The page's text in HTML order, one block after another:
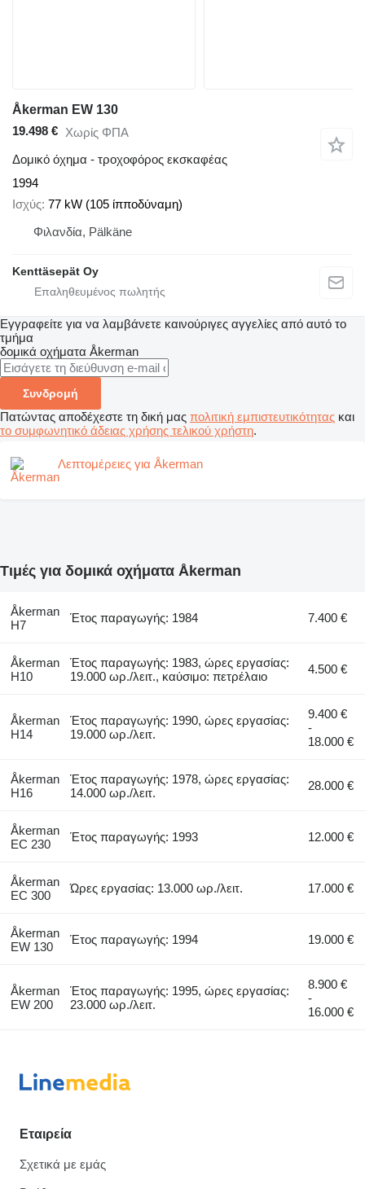
Åkerman EW 130
19.498 € Χωρίς ΦΠΑ
Δομικό όχημα - τροχοφόρος εκσκαφέας
1994
Ισχύς 77 kW (105 ίπποδύναμη)
Φιλανδία, Pälkäne
Kenttäsepät Oy
Εγγραφείτε για να λαμβάνετε καινούριγες αγγελίες από αυτό το
τμήμα
δομικά οχήματα Åkerman
Συνδρομή
Πατώντας αποδέχεστε τη δική μας πολιτική εμπιστευτικότητας και
το συμφωνητικό άδειας χρήσης τελικού χρήστη.
Λεπτομέρειες για Åkerman
Τιμές για δομικά οχήματα Åkerman
Åkerman
H7
Έτος παραγωγής: 1984 7.400 €
Åkerman
H10
Έτος παραγωγής: 1983, ώρες εργασίας:
19.000 ωρ./λειτ., καύσιμο: πετρέλαιο
4.500 €
Åkerman
H14
Έτος παραγωγής: 1990, ώρες εργασίας:
19.000 ωρ./λειτ.
9.400 €
-
18.000 €
Åkerman
H16
Έτος παραγωγής: 1978, ώρες εργασίας:
14.000 ωρ./λειτ.
28.000 €
Åkerman
EC 230
Έτος παραγωγής: 1993 12.000 €
Åkerman
EC 300
Ώρες εργασίας: 13.000 ωρ./λειτ. 17.000 €
Åkerman
EW 130
Έτος παραγωγής: 1994 19.000 €
Åkerman
EW 200
Έτος παραγωγής: 1995, ώρες εργασίας:
23.000 ωρ./λειτ.
8.900 €
-
16.000 €
Εταιρεία
Σχετικά με εμάς